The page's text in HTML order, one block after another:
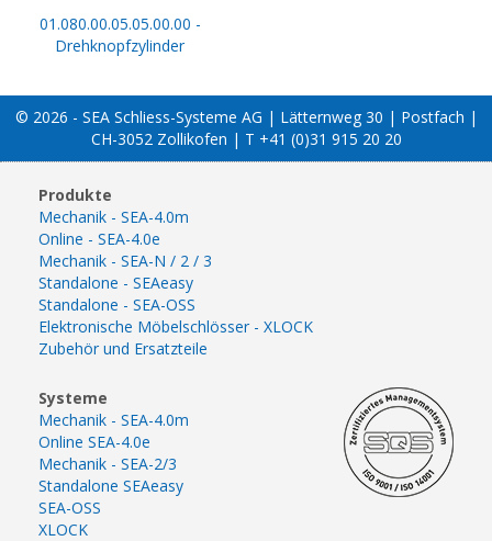
01.080.00.05.05.00.00 -
Drehknopfzylinder
© 2026 - SEA Schliess-Systeme AG | Lätternweg 30 | Postfach |
CH-3052 Zollikofen | T +41 (0)31 915 20 20
Produkte
Mechanik - SEA-4.0m
Online - SEA-4.0e
Mechanik - SEA-N / 2 / 3
Standalone - SEAeasy
Standalone - SEA-OSS
Elektronische Möbelschlösser - XLOCK
Zubehör und Ersatzteile
Systeme
Mechanik - SEA-4.0m
Online SEA-4.0e
Mechanik - SEA-2/3
Standalone SEAeasy
SEA-OSS
XLOCK